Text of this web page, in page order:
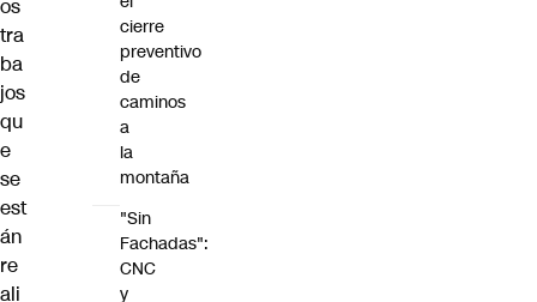
os
tra
ba
jos
qu
e
se
est
án
re
ali
cierre
preventivo
de
caminos
a
la
montaña
"Sin
Fachadas":
CNC
y